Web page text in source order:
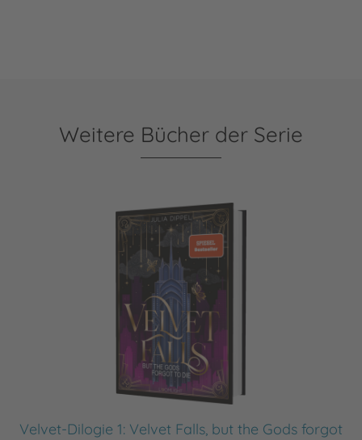
Weitere Bücher der Serie
Velvet-Dilogie 1: Velvet Falls, but the Gods forgot